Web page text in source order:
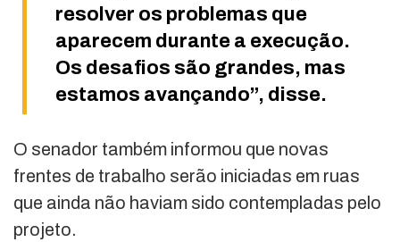
resolver os problemas que
aparecem durante a execução.
Os desafios são grandes, mas
estamos avançando”, disse.
O senador também informou que novas
frentes de trabalho serão iniciadas em ruas
que ainda não haviam sido contempladas pelo
projeto.